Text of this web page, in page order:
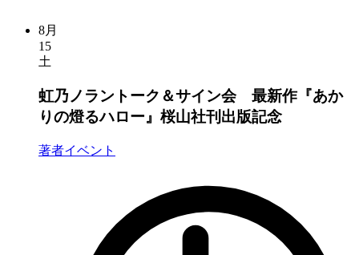
8月
15
土
虹乃ノラントーク＆サイン会 最新作『あか
りの燈るハロー』桜山社刊出版記念
著者イベント